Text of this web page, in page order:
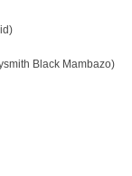
Black Mambazo)